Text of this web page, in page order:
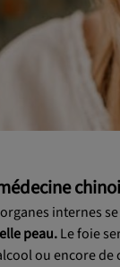
internes
peau.Le foie
ou encore de